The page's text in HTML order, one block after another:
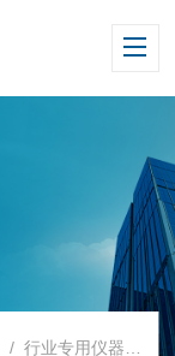
/行业专用仪器仪表 /